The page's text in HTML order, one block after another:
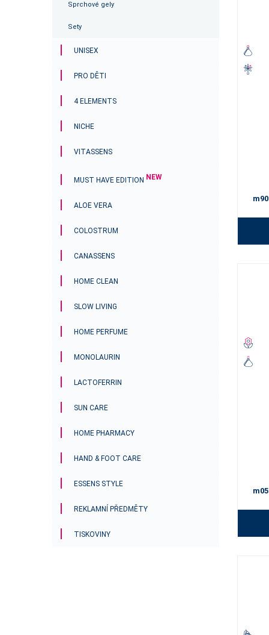
Sprchové gely
Sety
UNISEX
PRO DĚTI
4 ELEMENTS
NICHE
VITASSENS
MUST HAVE EDITION NEW
ALOE VERA
COLOSTRUM
CANASSENS
HOME CLEAN
SLOW LIVING
HOME PERFUME
MONOLAURIN
LACTOFERRIN
SUN CARE
HOME PHARMACY
HAND & FOOT CARE
ESSENS STYLE
REKLAMNÍ PŘEDMĚTY
TISKOVINY